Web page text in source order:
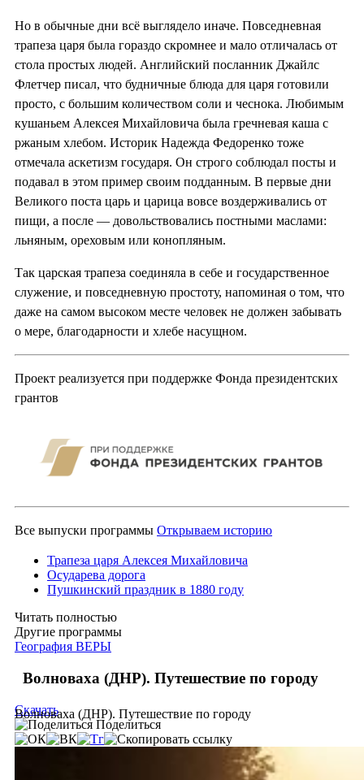
Но в обычные дни всё выглядело иначе. Повседневная
трапеза царя была гораздо скромнее и мало отличалась от
стола простых людей. Английский посланник Джайлс
Флетчер писал, что будничные блюда для царя готовили
просто, с большим количеством соли и чеснока. Любимым
кушаньем Алексея Михайловича была гречневая каша с
ржаным хлебом. Историк Надежда Федоренко тоже
отмечала аскетизм государя. Он строго соблюдал посты и
подавал в этом пример своим подданным. В первые дни
Великого поста царь и царица вовсе воздерживались от
пищи, а после — довольствовались постными маслами:
льняным, ореховым или конопляным.
Так царская трапеза соединяла в себе и государственное
служение, и повседневную простоту, напоминая о том, что
даже на самом высоком месте человек не должен забывать
о мере, благодарности и хлебе насущном.
Проект реализуется при поддержке Фонда президентских
грантов
Все выпуски программы Открываем историю
Трапеза царя Алексея Михайловича
Осударева дорога
Пушкинский праздник в 1880 году
Читать полностью
Другие программы
География ВЕРЫ
Волноваха (ДНР). Путешествие по городу
Волноваха (ДНР). Путешествие по городу
Скачать
Поделиться